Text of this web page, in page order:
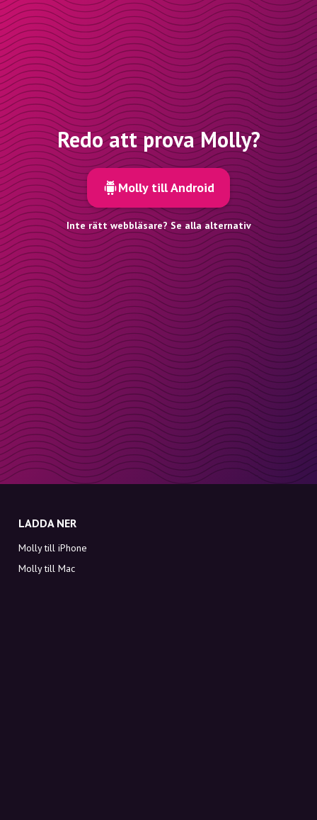
Redo att prova Molly?
Molly till Android
Inte rätt webbläsare? Se alla alternativ
LADDA NER
Molly till iPhone
Molly till Mac